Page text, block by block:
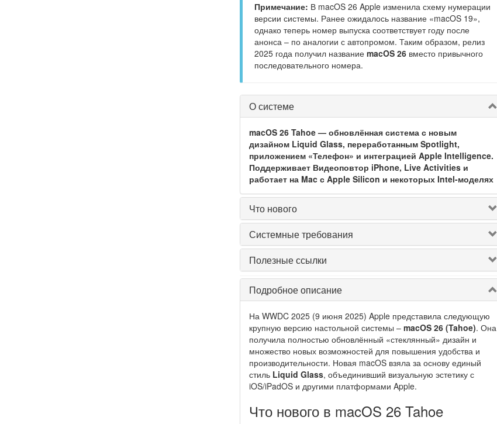
Примечание: В macOS 26 Apple изменила схему нумерации
версии системы. Ранее ожидалось название «macOS 19»,
однако теперь номер выпуска соответствует году после
анонса – по аналогии с автопромом. Таким образом, релиз
2025 года получил название macOS 26вместо привычного
последовательного номера.
О системе
macOS 26 Tahoe — обновлённая система с новым
дизайном Liquid Glass, переработанным Spotlight,
приложением «Телефон» и интеграцией Apple Intelligence.
Поддерживает Видеоповтор iPhone, Live Activities и
работает на Mac с Apple Silicon и некоторых Intel-моделях
Что нового
Системные требования
Полезные ссылки
Подробное описание
На WWDC 2025 (9 июня 2025) Apple представила следующую
крупную версию настольной системы – macOS 26 (Tahoe). Она
получила полностью обновлённый «стеклянный» дизайн и
множество новых возможностей для повышения удобства и
производительности. Новая macOS взяла за основу единый
стиль Liquid Glass, объединивший визуальную эстетику с
iOS/iPadOS и другими платформами Apple.
Что нового в macOS 26 Tahoe